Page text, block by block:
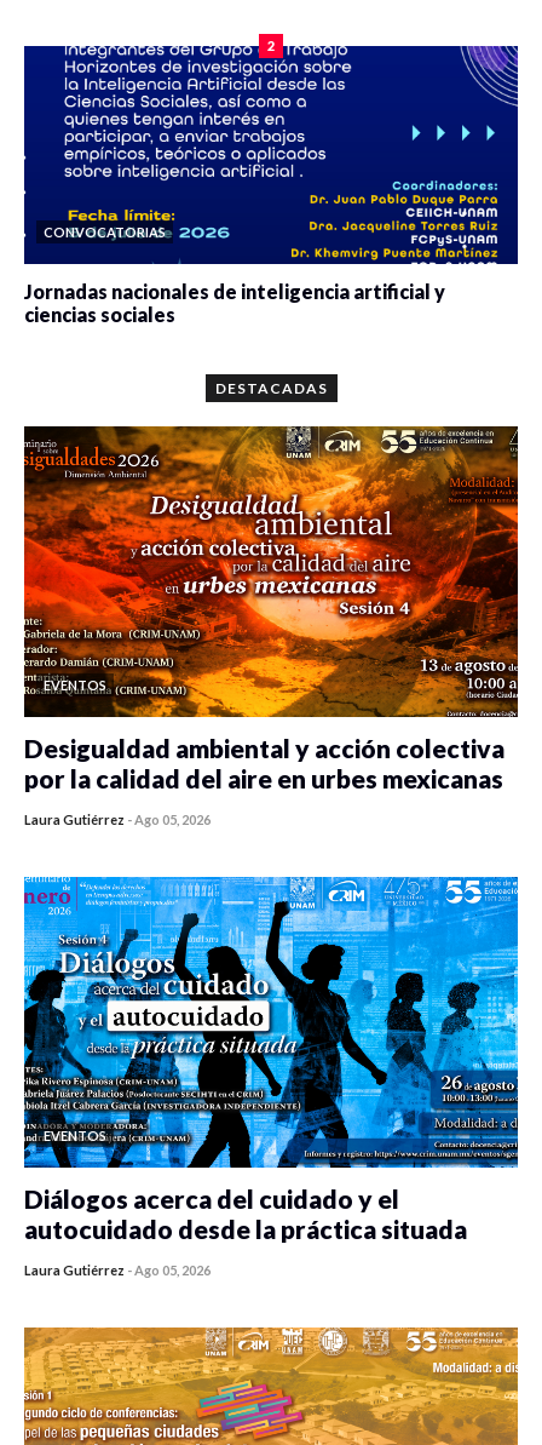
2
CONVOCATORIAS
Jornadas nacionales de inteligencia artificial y
ciencias sociales
DESTACADAS
EVENTOS
Desigualdad ambiental y acción colectiva
por la calidad del aire en urbes mexicanas
Laura Gutiérrez -Ago 05, 2026
EVENTOS
Diálogos acerca del cuidado y el
autocuidado desde la práctica situada
Laura Gutiérrez -Ago 05, 2026